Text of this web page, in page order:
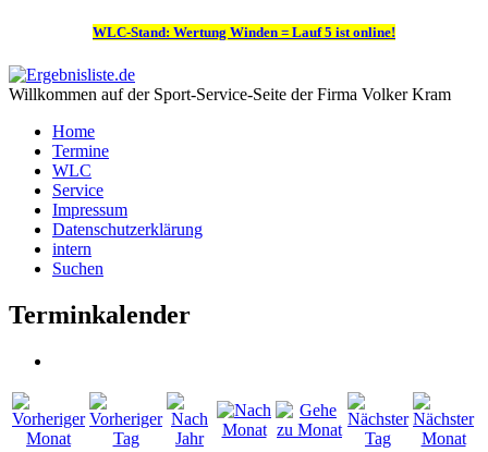
WLC-Stand: Wertung Winden = Lauf 5 ist online!
Willkommen auf der Sport-Service-Seite der Firma Volker Kram
Home
Termine
WLC
Service
Impressum
Datenschutzerklärung
intern
Suchen
Terminkalender